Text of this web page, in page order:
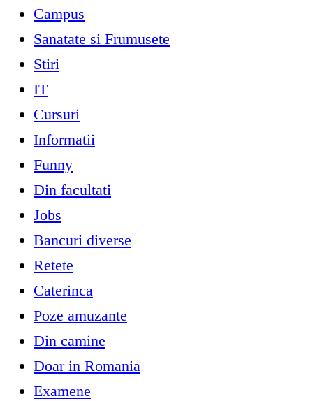
Campus
Sanatate si Frumusete
Stiri
IT
Cursuri
Informatii
Funny
Din facultati
Jobs
Bancuri diverse
Retete
Caterinca
Poze amuzante
Din camine
Doar in Romania
Examene